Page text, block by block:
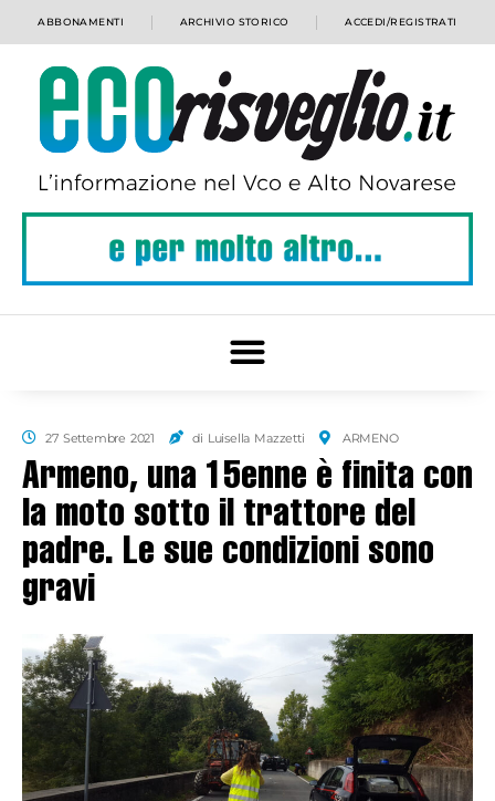
ABBONAMENTI ARCHIVIO STORICO ACCEDI/REGISTRATI
27 Settembre 2021 di Luisella Mazzetti ARMENO
Armeno, una 15enne è finita con
la moto sotto il trattore del
padre. Le sue condizioni sono
gravi